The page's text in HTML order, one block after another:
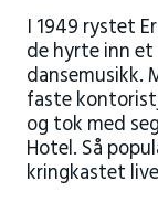
I 1949 rystet
de hyrte inn
dansemusikk.
faste
og tok med
Hotel. Så
kringkastet